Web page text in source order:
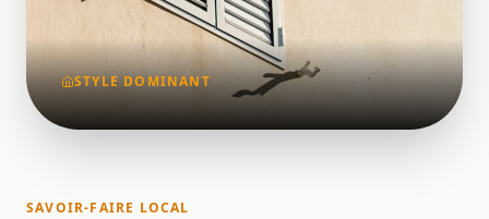
SAVOIR-FAIRE LOCAL
STYLE DOMINANT